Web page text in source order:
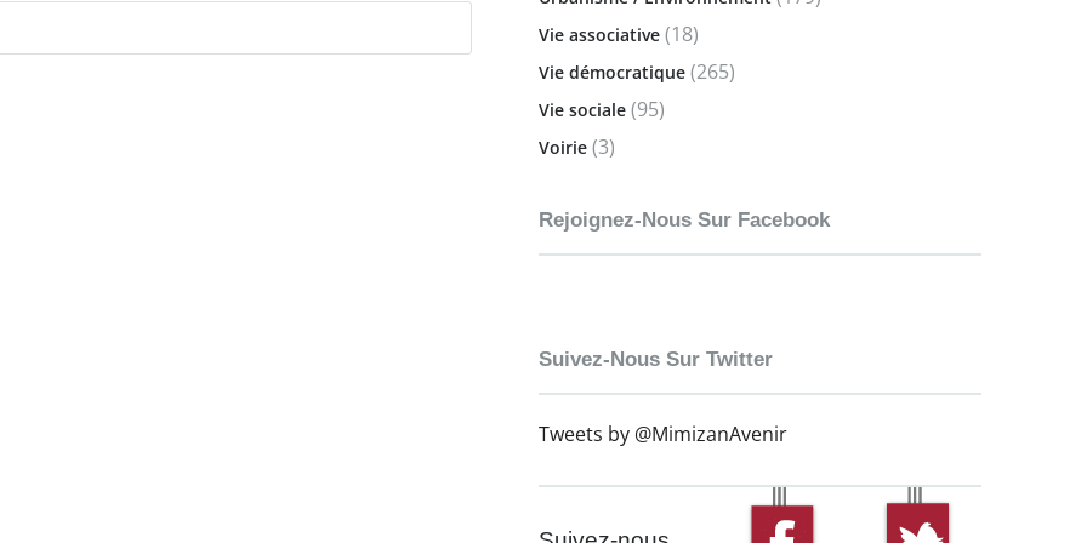
Vie associative (18)
Vie démocratique (265)
Vie sociale (95)
Voirie (3)
Rejoignez-Nous Sur Facebook
Suivez-Nous Sur Twitter
Tweets by @MimizanAvenir